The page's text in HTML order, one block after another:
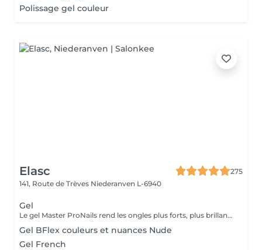
Polissage gel couleur
Elasc
275
141, Route de Trèves Niederanven L-6940
Gel
Le gel Master ProNails rend les ongles plus forts, plus brillants et plus résistants. Il s'applique en couches très fines et a une tenue d'environ 3 semaines. Si les ongles sont courts ou rongés, il suffit de les rallonger avec la technique du chablon.
Gel BFlex couleurs et nuances Nude
Gel French